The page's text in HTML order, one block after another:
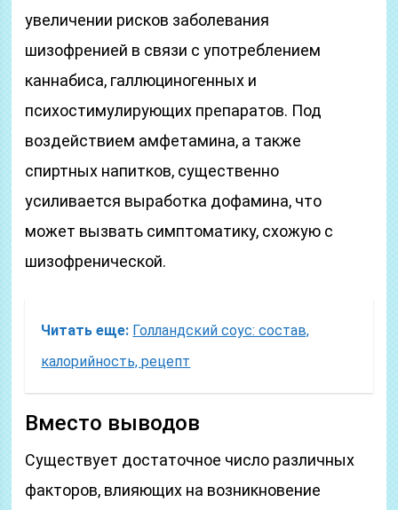
увеличении рисков заболевания
шизофренией в связи с употреблением
каннабиса, галлюциногенных и
психостимулирующих препаратов. Под
воздействием амфетамина, а также
спиртных напитков, существенно
усиливается выработка дофамина, что
может вызвать симптоматику, схожую с
шизофренической.
Читать еще: Голландский соус: состав,
калорийность, рецепт
Вместо выводов
Существует достаточное число различных
факторов, влияющих на возникновение